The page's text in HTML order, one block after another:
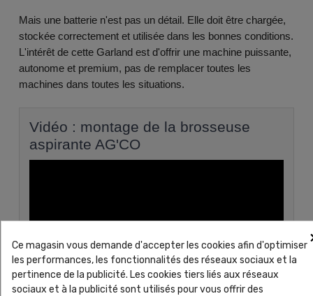
Mais une batterie n'est pas un détail. Elle doit être chargée,
stockée correctement et utilisée dans les bonnes conditions.
L'intérêt de cette Garland est d'offrir une machine puissante,
autonome et premium, pas de remplacer toutes les
machines dans toutes les situations.
Vidéo : montage de la brosseuse
aspirante AG'CO
Ce magasin vous demande d'accepter les cookies afin d'optimiser
les performances, les fonctionnalités des réseaux sociaux et la
pertinence de la publicité. Les cookies tiers liés aux réseaux
sociaux et à la publicité sont utilisés pour vous offrir des